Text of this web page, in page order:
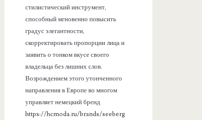
стилистический инструмент,
способный мгновенно повысить
градус элегантности,
скорректировать пропорции лица и
заявить о тонком вкусе своего
владельца без лишних слов.
Возрождением этого утонченного
направления в Европе во многом
управляет немецкий бренд
https://hcmoda.ru/brands/seeberg